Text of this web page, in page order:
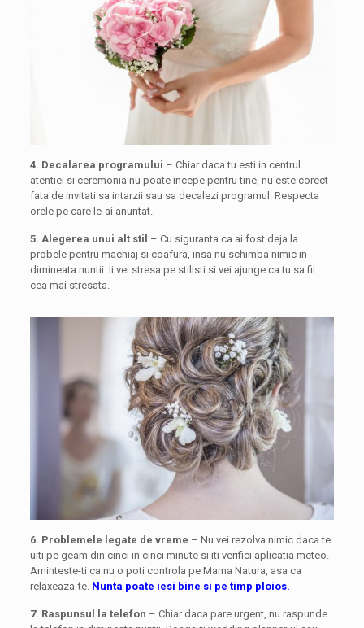
4. Decalarea programului – Chiar daca tu esti in centrul
atentiei si ceremonia nu poate incepe pentru tine, nu este corect
fata de invitati sa intarzii sau sa decalezi programul. Respecta
orele pe care le-ai anuntat.
5. Alegerea unui alt stil – Cu siguranta ca ai fost deja la
probele pentru machiaj si coafura, insa nu schimba nimic in
dimineata nuntii. Ii vei stresa pe stilisti si vei ajunge ca tu sa fii
cea mai stresata.
6. Problemele legate de vreme – Nu vei rezolva nimic daca te
uiti pe geam din cinci in cinci minute si iti verifici aplicatia meteo.
Aminteste-ti ca nu o poti controla pe Mama Natura, asa ca
relaxeaza-te. Nunta poate iesi bine si pe timp ploios.
7. Raspunsul la telefon – Chiar daca pare urgent, nu raspunde